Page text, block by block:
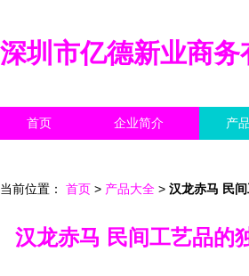
深圳市亿德新业商务
首页 企业简介 产
当前位置： 首页 > 产品大全 > 汉龙赤马 民
汉龙赤马 民间工艺品的